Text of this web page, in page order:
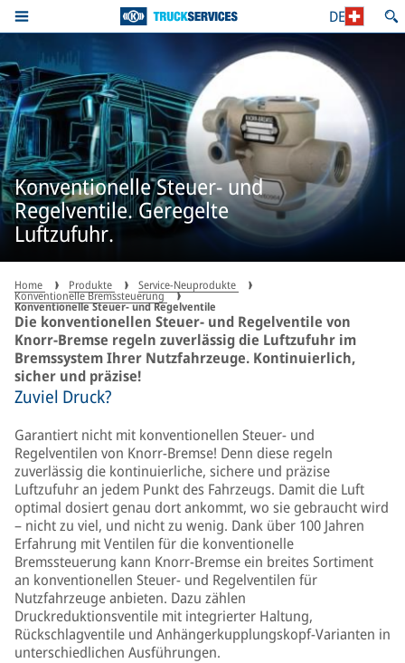
DE
Konventionelle Steuer- und
Regelventile. Geregelte
Luftzufuhr.
Home Produkte Service-Neuprodukte
Konventionelle Bremssteuerung
Konventionelle Steuer- und Regelventile
Die konventionellen Steuer- und Regelventile von
Knorr-Bremse regeln zuverlässig die Luftzufuhr im
Bremssystem Ihrer Nutzfahrzeuge. Kontinuierlich,
sicher und präzise!
Zuviel Druck?
Garantiert nicht mit konventionellen Steuer- und
Regelventilen von Knorr-Bremse! Denn diese regeln
zuverlässig die kontinuierliche, sichere und präzise
Luftzufuhr an jedem Punkt des Fahrzeugs. Damit die Luft
optimal dosiert genau dort ankommt, wo sie gebraucht wird
– nicht zu viel, und nicht zu wenig. Dank über 100 Jahren
Erfahrung mit Ventilen für die konventionelle
Bremssteuerung kann Knorr-Bremse ein breites Sortiment
an konventionellen Steuer- und Regelventilen für
Nutzfahrzeuge anbieten. Dazu zählen
Druckreduktionsventile mit integrierter Haltung,
Rückschlagventile und Anhängerkupplungskopf-Varianten in
unterschiedlichen Ausführungen.